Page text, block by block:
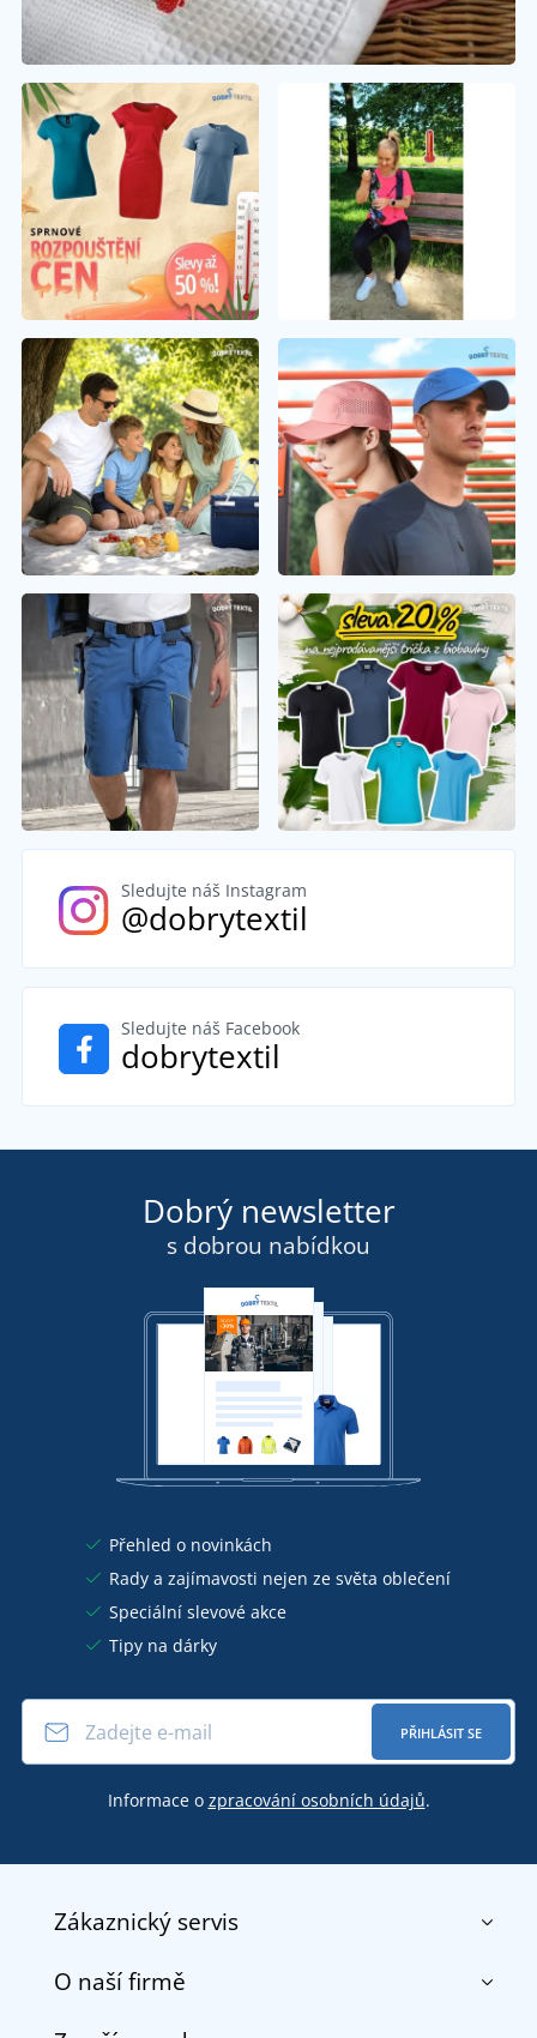
Sledujte náš Instagram
@dobrytextil
Sledujte náš Facebook
dobrytextil
Dobrý newsletter
s dobrou nabídkou
Přehled o novinkách
Rady a zajímavosti nejen ze světa oblečení
Speciální slevové akce
Tipy na dárky
PŘIHLÁSIT SE
Informace o zpracování osobních údajů.
Zákaznický servis
Kontakt
O naší firmě